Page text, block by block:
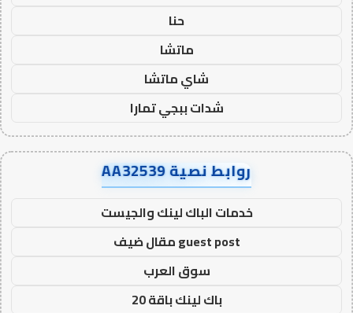
حنا
ماتشا
شاي ماتشا
شدات ببجي تمارا
روابط نصية AA32539
خدمات الباك لينك والجيست
guest post مقال ضيف
سوق العرب
باك لينك باقة 20